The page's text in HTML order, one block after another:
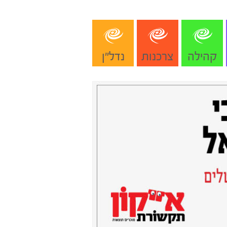
קהילה צרכנות נדל"ן